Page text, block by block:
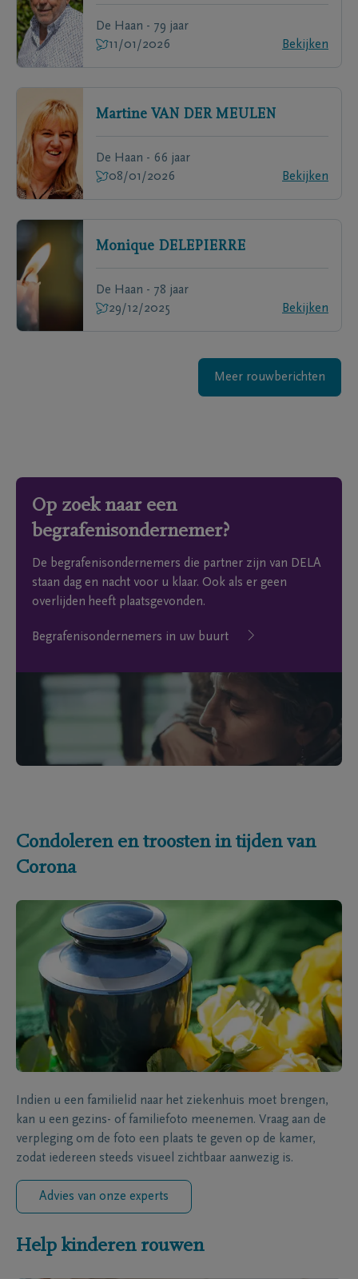
De Haan - 79 jaar
11/01/2026
Bekijken
Martine VAN DER MEULEN
De Haan - 66 jaar
08/01/2026
Bekijken
Monique DELEPIERRE
De Haan - 78 jaar
29/12/2025
Bekijken
Meer rouwberichten
Op zoek naar een
begrafenisondernemer?
De begrafenisondernemers die partner zijn van DELA
staan dag en nacht voor u klaar. Ook als er geen
overlijden heeft plaatsgevonden.
Begrafenisondernemers in uw buurt
Condoleren en troosten in tijden van
Corona
Indien u een familielid naar het ziekenhuis moet brengen,
kan u een gezins- of familiefoto meenemen. Vraag aan de
verpleging om de foto een plaats te geven op de kamer,
zodat iedereen steeds visueel zichtbaar aanwezig is.
Advies van onze experts
Help kinderen rouwen